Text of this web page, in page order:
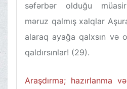
səfərbər olduğu
məruz qalmış xalqlar
alaraq ayağa qalxsın və
qaldırsınlar! (29).
Araşdırma; hazırlanma